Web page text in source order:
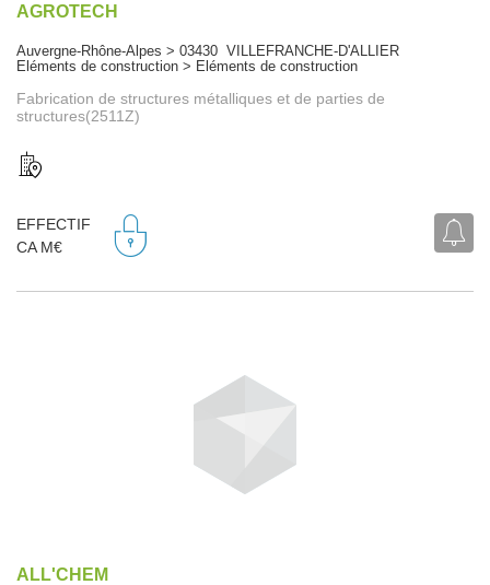
AGROTECH
Auvergne-Rhône-Alpes > 03430 VILLEFRANCHE-D'ALLIER
Eléments de construction > Eléments de construction
Fabrication de structures métalliques et de parties de
structures(2511Z)
EFFECTIF
CA M€
ALL'CHEM